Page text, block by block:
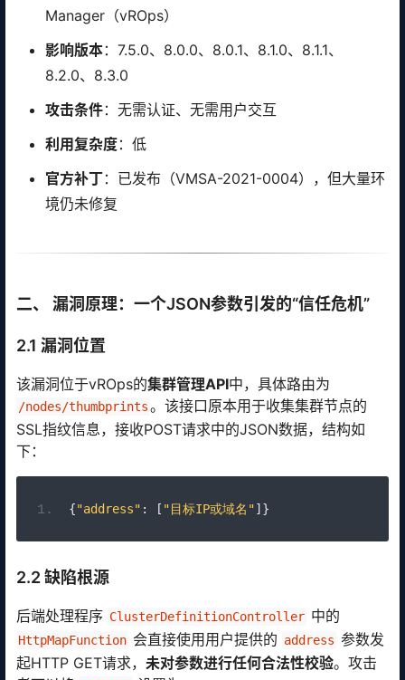
Manager（vROps）
影响版本：7.5.0、8.0.0、8.0.1、8.1.0、8.1.1、
8.2.0、8.3.0
攻击条件：无需认证、无需用户交互
利用复杂度：低
官方补丁：已发布（VMSA-2021-0004），但大量环
境仍未修复
二、 漏洞原理：一个JSON参数引发的“信任危机”
2.1 漏洞位置
该漏洞位于vROps的集群管理API中，具体路由为
/nodes/thumbprints。该接口原本用于收集集群节点的
SSL指纹信息，接收POST请求中的JSON数据，结构如
下：
{"address" : [ "目标IP或域名"]}
2.2 缺陷根源
后端处理程序 ClusterDefinitionController 中的
HttpMapFunction 会直接使用用户提供的 address 参数发
起HTTP GET请求， 未对参数进行任何合法性校验。攻击